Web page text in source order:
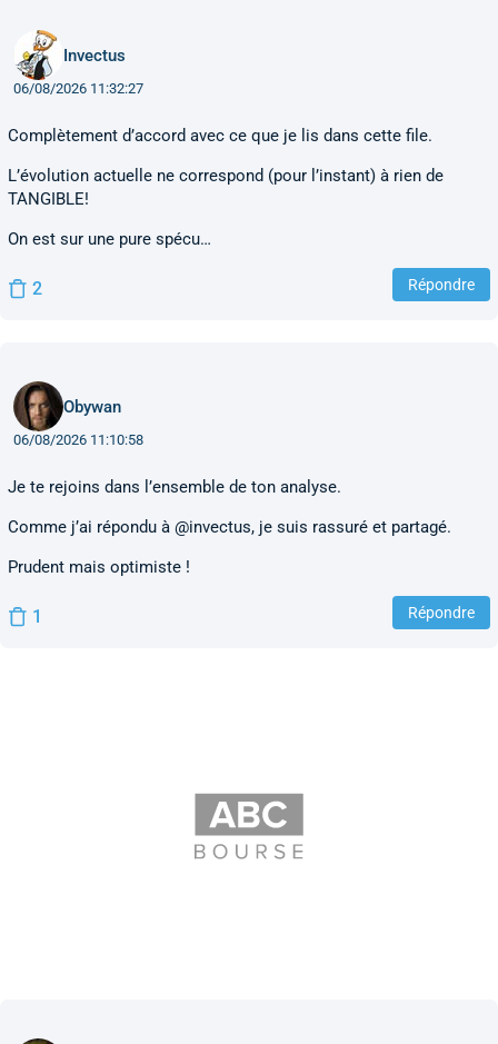
Invectus
06/08/2026 11:32:27
Complètement d’accord avec ce que je lis dans cette file.
L’évolution actuelle ne correspond (pour l’instant) à rien de
TANGIBLE!
On est sur une pure spécu…
2 Répondre
Obywan
06/08/2026 11:10:58
Je te rejoins dans l’ensemble de ton analyse.
Comme j’ai répondu à @invectus, je suis rassuré et partagé.
Prudent mais optimiste !
1 Répondre